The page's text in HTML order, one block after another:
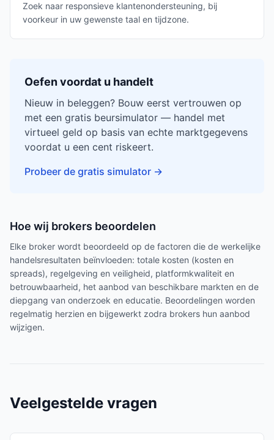
Zoek naar responsieve klantenondersteuning, bij
voorkeur in uw gewenste taal en tijdzone.
Oefen voordat u handelt
Nieuw in beleggen? Bouw eerst vertrouwen op
met een gratis beursimulator — handel met
virtueel geld op basis van echte marktgegevens
voordat u een cent riskeert.
Probeer de gratis simulator →
Hoe wij brokers beoordelen
Elke broker wordt beoordeeld op de factoren die de werkelijke
handelsresultaten beïnvloeden: totale kosten (kosten en
spreads), regelgeving en veiligheid, platformkwaliteit en
betrouwbaarheid, het aanbod van beschikbare markten en de
diepgang van onderzoek en educatie. Beoordelingen worden
regelmatig herzien en bijgewerkt zodra brokers hun aanbod
wijzigen.
Veelgestelde vragen